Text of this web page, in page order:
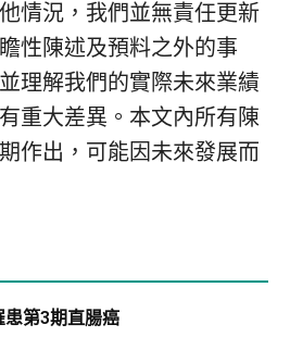
情況，我們並無責任更新
性陳述及預料之外的事
理解我們的實際未來業績
重大差異。本文內所有陳
作出，可能因未來發展而
患第3期直腸癌